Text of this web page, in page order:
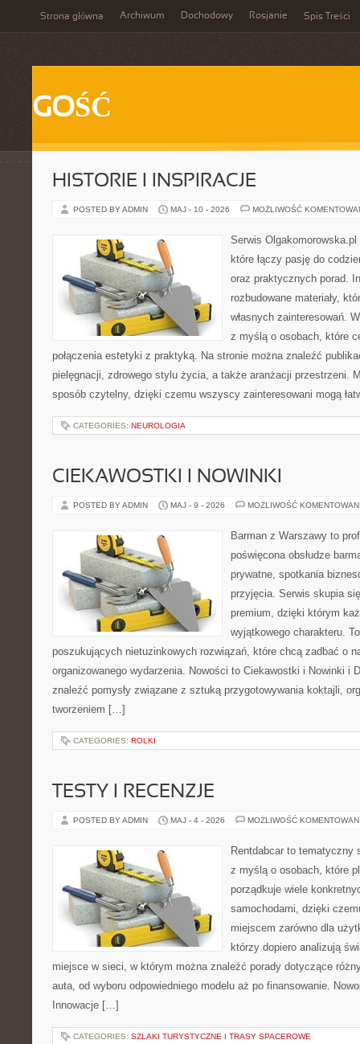
Strona główna Archiwum Dochodowy Rosjanie Spis Treści
GOŚĆ
HISTORIE I INSPIRACJE
POSTED BY ADMIN MAJ - 10 - 2026 MOŻLIWOŚĆ
Serwis
które łączy pasję do
oraz praktycznych porad.
rozbudowane materiały,
własnych zainteresowań.
z myślą o osobach, które
połączenia estetyki z praktyką. Na stronie można znaleźć
pielęgnacji, zdrowego stylu życia, a także aranżacji przestrzeni.
sposób czytelny, dzięki czemu wszyscy zainteresowani mogą
CATEGORIES: NEUROLOGIA
CIEKAWOSTKI I NOWINKI
POSTED BY ADMIN MAJ - 9 - 2026 MOŻLIWOŚĆ
Barman z Warszawy to
poświęcona obsłudze
prywatne, spotkania
przyjęcia. Serwis skupia
premium, dzięki którym
wyjątkowego charakteru.
poszukujących nietuzinkowych rozwiązań, które chcą zadbać o
organizowanego wydarzenia. Nowości to Ciekawostki i Nowinki i
znaleźć pomysły związane z sztuką przygotowywania koktajli,
tworzeniem […]
CATEGORIES: ROLKI
TESTY I RECENZJE
POSTED BY ADMIN MAJ - 4 - 2026 MOŻLIWOŚĆ
Rentdabcar to tematyczny
z myślą o osobach, które
porządkuje wiele
samochodami, dzięki
miejscem zarówno dla
którzy dopiero analizują
miejsce w sieci, w którym można znaleźć porady dotyczące
auta, od wyboru odpowiedniego modelu aż po finansowanie.
Innowacje […]
CATEGORIES: SZLAKI TURYSTYCZNE I TRASY SPACEROWE